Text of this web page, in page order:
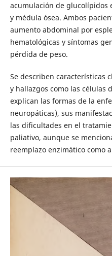
acumulación de glucolípidos
y médula ósea. Ambos
aumento abdominal por
hematológicas y síntomas
pérdida de peso.
Se describen características
y hallazgos como las células
explican las formas de la
neuropáticas), sus
las dificultades en el
paliativo, aunque se
reemplazo enzimático como